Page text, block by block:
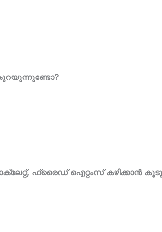
കുറയുന്നുണ്ടോ?
ഫ്രൈഡ് ഐറ്റംസ് കഴിക്കാൻ